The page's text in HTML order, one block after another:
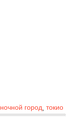
ночной город, токио